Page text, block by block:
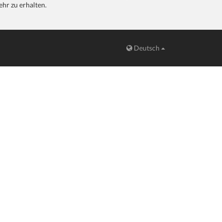
zu erhalten.
Deutsch